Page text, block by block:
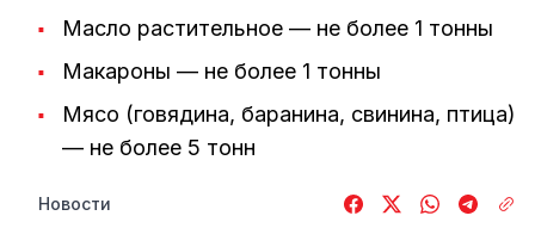
Масло растительное — не более 1 тонны
Макароны — не более 1 тонны
Мясо (говядина, баранина, свинина, птица)
— не более 5 тонн
Новости